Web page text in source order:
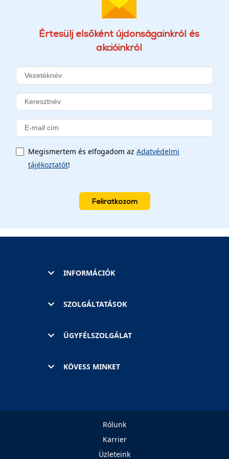
Értesülj elsőként újdonságainkról és
akcióinkról
Megismertem és elfogadom az Adatvédelmi
tájékoztatót!
Feliratkozom
INFORMÁCIÓK
SZOLGÁLTATÁSOK
ÜGYFÉLSZOLGÁLAT
KÖVESS MINKET
Rólunk
Karrier
Üzleteink